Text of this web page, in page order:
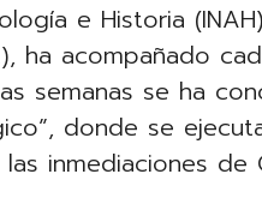
e Historia
ha acompañado
semanas se ha
donde se
inmediaciones de